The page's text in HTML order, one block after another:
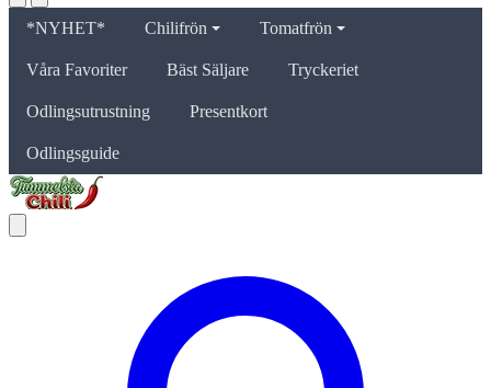
*NYHET* Chilifrön Tomatfrön
Våra Favoriter Bäst Säljare Tryckeriet
Odlingsutrustning Presentkort
Odlingsguide